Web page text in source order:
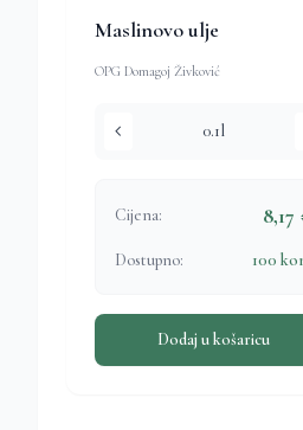
Maslinovo ulje
OPG Domagoj Živković
chevron_left 0.1l
Cijena: 8,17
Dostupno: 100
Dodaj u košaricu